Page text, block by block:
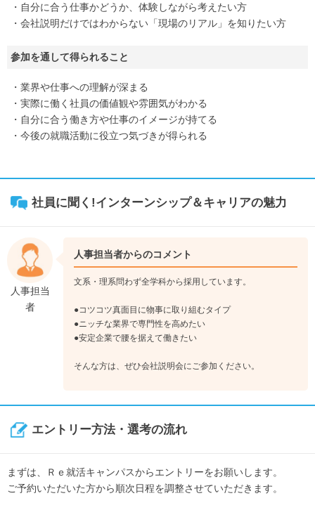
・自分に合う仕事かどうか、体験しながら考えたい方
・会社説明だけではわからない「現場のリアル」を知りたい方
参加を通して得られること
・業界や仕事への理解が深まる
・実際に働く社員の価値観や雰囲気がわかる
・自分に合う働き方や仕事のイメージが持てる
・今後の就職活動に役立つ気づきが得られる
社員に聞く!インターンシップ＆キャリアの魅力
人事担当
者
人事担当者からのコメント
文系・理系問わず全学科から採用しています。
●コツコツ真面目に物事に取り組むタイプ
●ニッチな業界で専門性を高めたい
●安定企業で腰を据えて働きたい
そんな方は、ぜひ会社説明会にご参加ください。
エントリー方法・選考の流れ
まずは、Ｒｅ就活キャンパスからエントリーをお願いします。
ご予約いただいた方から順次日程を調整させていただきます。